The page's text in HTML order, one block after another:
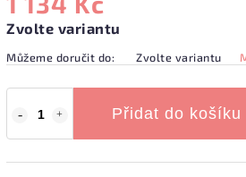
Zvolte variantu
Můžeme doručit do: Zvolte variantu
Přidat do košíku